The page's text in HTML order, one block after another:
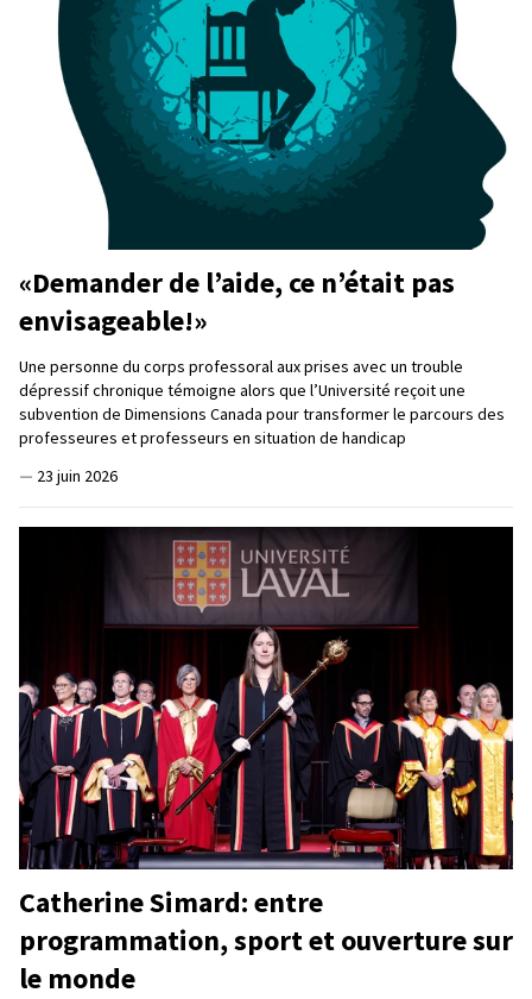
«Demander de l’aide, ce n’était pas
envisageable!»
Une personne du corps professoral aux prises avec un trouble
dépressif chronique témoigne alors que l’Université reçoit une
subvention de Dimensions Canada pour transformer le parcours des
professeures et professeurs en situation de handicap
— 23 juin 2026
Catherine Simard: entre
programmation, sport et ouverture sur
le monde